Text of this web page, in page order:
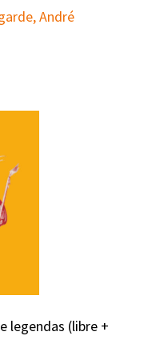
André
legendas (libre +